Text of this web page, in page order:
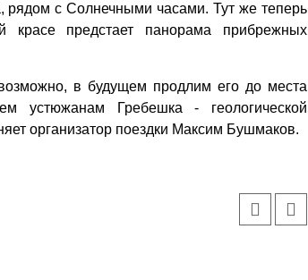
рядом с Солнечными часами. Тут же теперь
предстает панорама прибрежных
в будущем продлим его до места
Гребешка - геологической
организатор поездки Максим Бушмаков.